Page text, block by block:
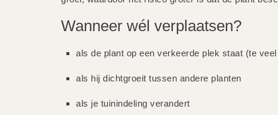
Wanneer wél verplaatsen?
als de plant op een verkeerde plek staat (te
als hij dichtgroeit tussen andere planten
als je tuinindeling verandert